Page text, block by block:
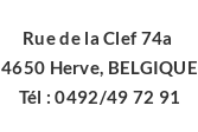
Rue de la Clef 74a
4650 Herve, BELGIQUE
Tél : 0492/49 72 91